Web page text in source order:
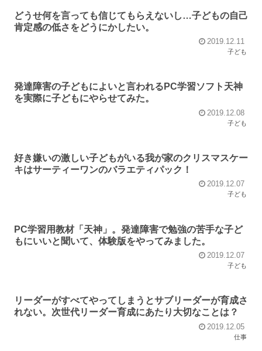
どうせ何を言っても信じてもらえないし…子どもの自己
肯定感の低さをどうにかしたい。
2019.12.11
子ども
発達障害の子どもによいと言われるPC学習ソフト天神
を実際に子どもにやらせてみた。
2019.12.08
子ども
好き嫌いの激しい子どもがいる我が家のクリスマスケー
キはサーティーワンのバラエティパック！
2019.12.07
子ども
PC学習用教材「天神」。発達障害で勉強の苦手な子ど
もにいいと聞いて、体験版をやってみました。
2019.12.07
子ども
リーダーがすべてやってしまうとサブリーダーが育成さ
れない。次世代リーダー育成にあたり大切なことは？
2019.12.05
仕事